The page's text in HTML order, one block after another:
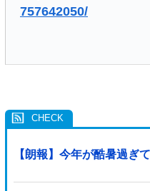
757642050/
【朗報】今年が酷暑過ぎ